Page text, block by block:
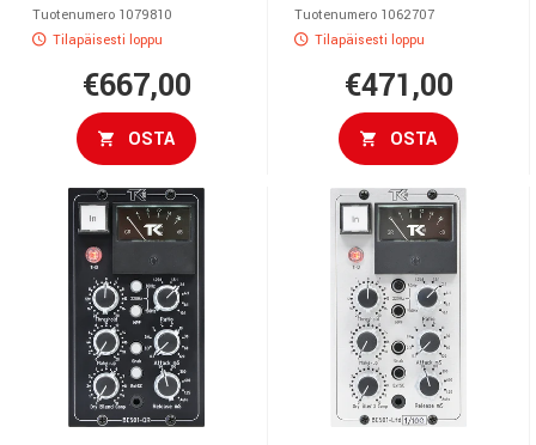
Tuotenumero 1079810
Tilapäisesti loppu
€667,00
OSTA
Tuotenumero 1062707
Tilapäisesti loppu
€471,00
OSTA